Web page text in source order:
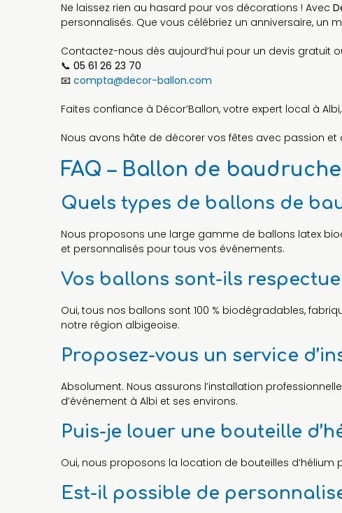
Ne laissez rien au hasard pour vos décorations ! Avec
personnalisés. Que vous célébriez un anniversaire,
Contactez-nous dès aujourd’hui pour un devis gratuit
📞 05 61 26 23 70
📧 compta@decor-ballon.com
Faites confiance à Décor’Ballon, votre expert local à
Nous avons hâte de décorer vos fêtes avec passion et
FAQ – Ballon de
Quels types de ballons de
Nous proposons une large gamme de ballons latex
et personnalisés pour tous vos événements.
Vos ballons sont-ils
Oui, tous nos ballons sont 100 % biodégradables,
notre région albigeoise.
Proposez-vous un service
Absolument. Nous assurons l’installation
d’événement à Albi et ses environs.
Puis-je louer une bouteille
Oui, nous proposons la location de bouteilles
Est-il possible de